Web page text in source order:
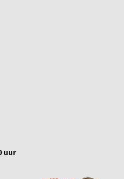
uur